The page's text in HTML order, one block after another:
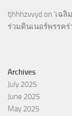
tjhhhzvvyd on ‘เฉ
ร่วมดินเนอร์พรรคร่
Archives
July 2025
June 2025
May 2025